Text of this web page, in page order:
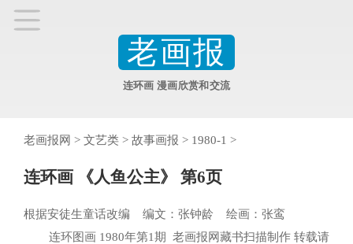
老画报
连环画 漫画欣赏和交流
老画报网 > 文艺类 > 故事画报 > 1980-1 >
连环画 《人鱼公主》 第6页
根据安徒生童话改编 编文：张钟龄 绘画：张鸾
连环图画 1980年第1期 老画报网藏书扫描制作 转载请